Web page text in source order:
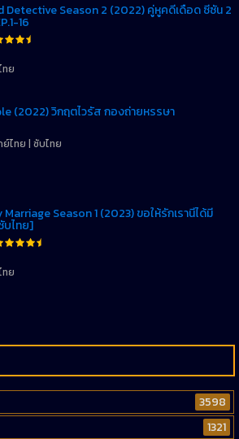
Detective Season 2 (2022) คู่หูคดีเดือด ซีซัน 2
16
ทย
(2022) วิกฤตไวรัส กองถ่ายหรรษา
ไทย | ซับไทย
Marriage Season 1 (2023) ขอให้รักเรานี้ได้มี
บไทย]
ทย
3598
1321